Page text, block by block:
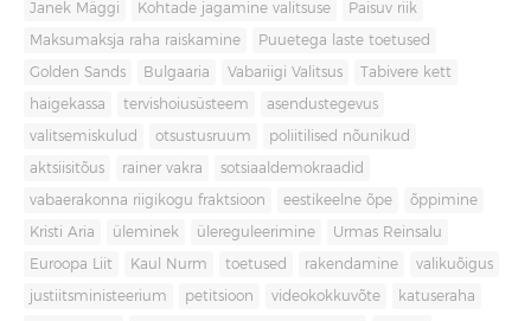
Janek Mäggi Kohtade jagamine valitsuse Paisuv riik
Maksumaksja raha raiskamine Puuetega laste toetused
Golden Sands Bulgaaria Vabariigi Valitsus Tabivere kett
haigekassa tervishoiusüsteem asendustegevus
valitsemiskulud otsustusruum poliitilised nõunikud
aktsiisitõus rainer vakra sotsiaaldemokraadid
vabaerakonna riigikogu fraktsioon eestikeelne õpe õppimine
Kristi Aria üleminek ülereguleerimine Urmas Reinsalu
Euroopa Liit Kaul Nurm toetused rakendamine valikuõigus
justiitsministeerium petitsioon videokokkuvõte katuseraha